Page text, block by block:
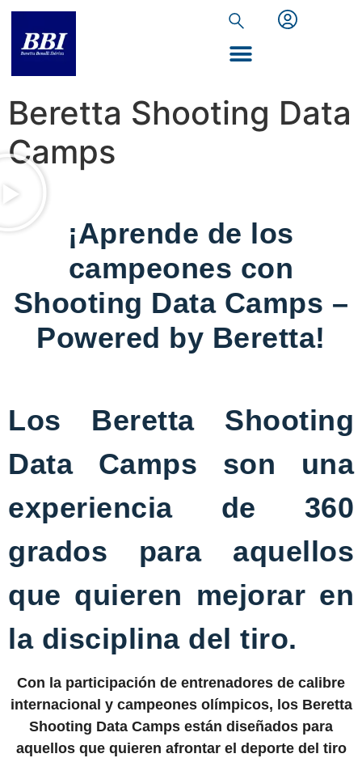
Beretta Shooting Data
Camps
¡Aprende de los
campeones con
Shooting Data Camps –
Powered by Beretta!
Los Beretta Shooting
Data Camps son una
experiencia de 360
grados para aquellos
que quieren mejorar en
la disciplina del tiro.
Con la participación de entrenadores de calibre
internacional y campeones olímpicos, los Beretta
Shooting Data Camps están diseñados para
aquellos que quieren afrontar el deporte del tiro